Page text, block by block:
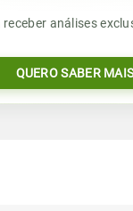
52%
Lua
ESE
análises
QUERO SABER